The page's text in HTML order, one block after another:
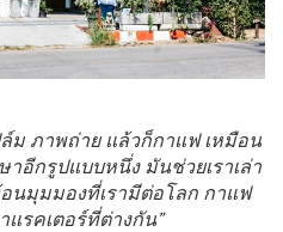
ม ภาพถ่าย แล้วก็กาแฟ เหมือน
อีกรูปแบบหนึ่ง มันช่วยเราเล่า
อนมุมมองที่เรามีต่อโลก กาแฟ
รคเตอร์ที่ต่างกัน”